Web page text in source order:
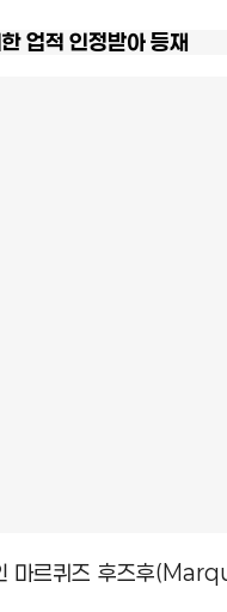
업적 인정받아 등재
마르퀴즈 후즈후